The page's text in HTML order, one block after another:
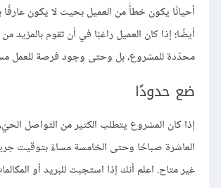
أحيانًا يكون خطأً من العميل بحيث لا يكون
أيضًا؛ إذا كان العميل راغبًا في أن تقوم
محدّدة للمشروع، بل وحتى وجود فرصة للعمل
ضع حدودًا
إذا كان المشروع يتطلب الكثير من التواصل
العاشرة صباحًا وحتى الخامسة مساءً بتوقيت
غير متاح. اعلم أنك إذا استجبت للبريد أو